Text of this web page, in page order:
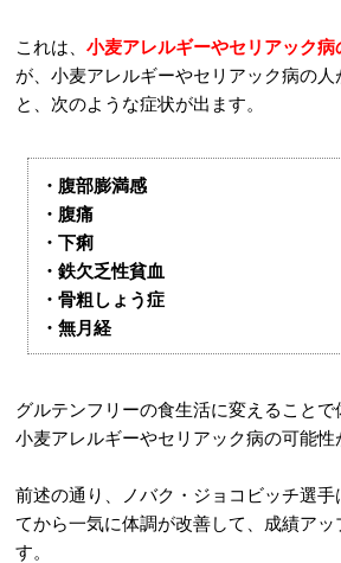
これは、 小麦アレルギーやセリアック病
が、小麦アレルギーやセリアック病の
と、次のような症状が出ます。
・腹部膨満感
・腹痛
・下痢
・鉄欠乏性貧血
・骨粗しょう症
・無月経
グルテンフリーの食生活に変えることで
小麦アレルギーやセリアック病の可能性
前述の通り、ノバク・ジョコビッチ選
てから一気に体調が改善して、成績アッ
す。